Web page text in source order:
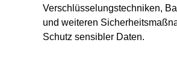
Verschlüsselungstechniken,
und weiteren
Schutz sensibler Daten.